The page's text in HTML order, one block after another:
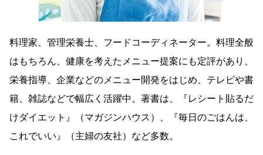
料理家、管理栄養士、フードコーディネーター。料理全般
はもちろん、健康を考えたメニュー提案にも定評があり、
栄養指導、企業などのメニュー開発をはじめ、テレビや書
籍、雑誌などで幅広く活躍中。著書は、『レシート貼るだ
けダイエット』（マガジンハウス）、『毎日のごはんは、
これでいい』（主婦の友社）など多数。